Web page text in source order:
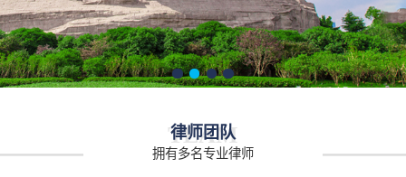
TEAM
律师团队
拥有多名专业律师